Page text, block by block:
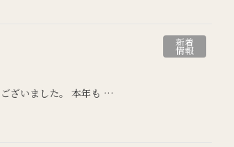
新着
情報
ざいました。 本年も …